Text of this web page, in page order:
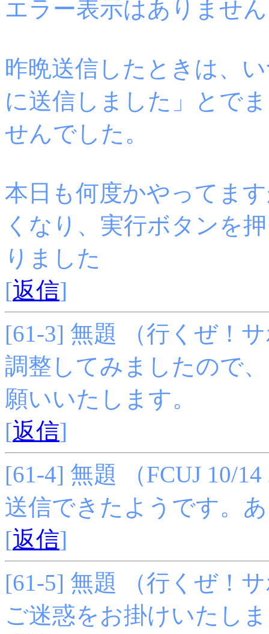
エラー表示はありませ
昨晩送信したときは、
に送信しました」とで
せんでした。
本日も何度かやってま
くなり、実行ボタンを
りました
[返信]
[61-3] 無題 （行くぜ！
調整してみましたので
願いいたします。
[返信]
[61-4] 無題 （FCUJ 10/14
送信できたようです。
[返信]
[61-5] 無題 （行くぜ！
ご迷惑をお掛けいたし